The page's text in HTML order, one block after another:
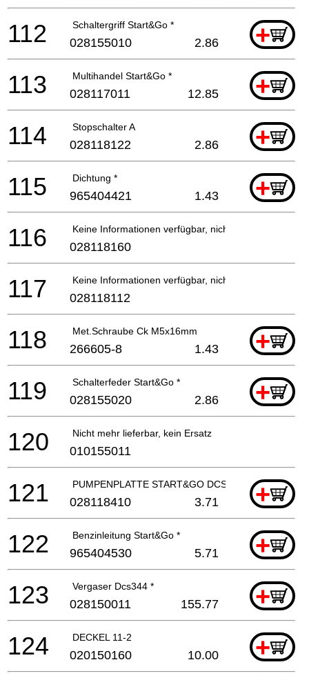
Schaltergriff Start&Go * +
112 028155010 2.86
Multihandel Start&Go * +
113 028117011 12.85
Stopschalter A +
114 028118122 2.86
Dichtung * +
115 965404421 1.43
Keine Informationen verfügbar, nicht bestellbar
116 028118160
Keine Informationen verfügbar, nicht bestellbar
117 028118112
Met.Schraube Ck M5x16mm +
118 266605-8 1.43
Schalterfeder Start&Go * +
119 028155020 2.86
Nicht mehr lieferbar, kein Ersatz
120 010155011
PUMPENPLATTE START&GO DCS342 +
121 028118410 3.71
Benzinleitung Start&Go * +
122 965404530 5.71
Vergaser Dcs344 * +
123 028150011 155.77
DECKEL 11-2 +
124 020150160 10.00